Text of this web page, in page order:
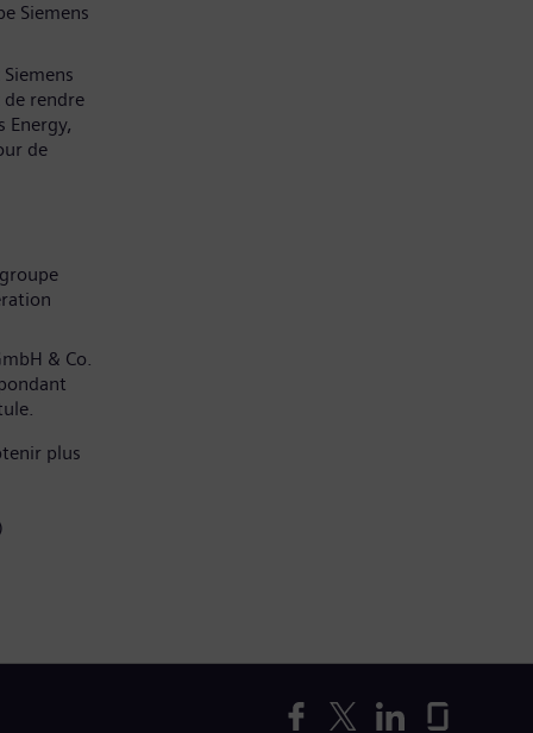
Siemens
rendre
Energy,
de
& Co.
plus